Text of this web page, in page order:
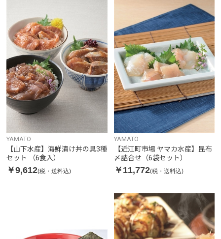
YAMATO
【山下水産】海鮮漬け丼の具3種
セット （6食入）
￥9,612(税・送料込)
YAMATO
【近江町市場 ヤマカ水産】昆布
〆詰合せ（6袋セット）
￥11,772(税・送料込)